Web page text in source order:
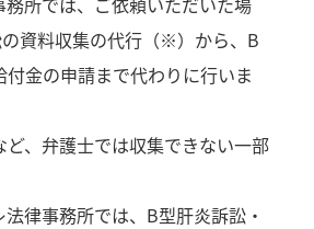
資料収集の代行（※）から、B
金の申請まで代わりに行いま
ど、弁護士では収集できない一部
律事務所では、B型肝炎訴訟・